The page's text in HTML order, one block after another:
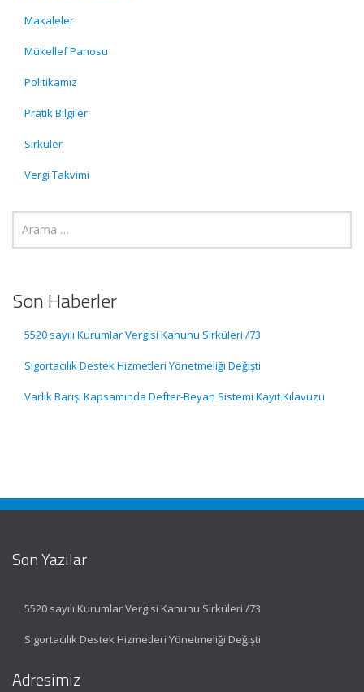
Makaleler
Mükellef Panosu
Politikamız
Pratik Bilgiler
Sirküler
Vergi Takvimi
Son Haberler
5520 sayılı Kurumlar Vergisi Kanunu Sirküleri /73
Sigortacılık Destek Hizmetleri Yönetmeliği Değişti
Varlık Barışı Kapsamında Defter-Beyan Sistemi Kayıt Kılavuzu
Son Yazılar
5520 sayılı Kurumlar Vergisi Kanunu Sirküleri /73
Sigortacılık Destek Hizmetleri Yönetmeliği Değişti
Adresimiz